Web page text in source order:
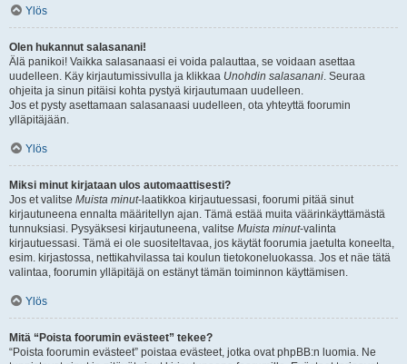
Ylös
Olen hukannut salasanani!
Älä panikoi! Vaikka salasanaasi ei voida palauttaa, se voidaan asettaa
uudelleen. Käy kirjautumissivulla ja klikkaa Unohdin salasanani. Seuraa
ohjeita ja sinun pitäisi kohta pystyä kirjautumaan uudelleen.
Jos et pysty asettamaan salasanaasi uudelleen, ota yhteyttä foorumin
ylläpitäjään.
Ylös
Miksi minut kirjataan ulos automaattisesti?
Jos et valitse Muista minut-laatikkoa kirjautuessasi, foorumi pitää sinut
kirjautuneena ennalta määritellyn ajan. Tämä estää muita väärinkäyttämästä
tunnuksiasi. Pysyäksesi kirjautuneena, valitse Muista minut-valinta
kirjautuessasi. Tämä ei ole suositeltavaa, jos käytät foorumia jaetulta koneelta,
esim. kirjastossa, nettikahvilassa tai koulun tietokoneluokassa. Jos et näe tätä
valintaa, foorumin ylläpitäjä on estänyt tämän toiminnon käyttämisen.
Ylös
Mitä “Poista foorumin evästeet” tekee?
“Poista foorumin evästeet” poistaa evästeet, jotka ovat phpBB:n luomia. Ne